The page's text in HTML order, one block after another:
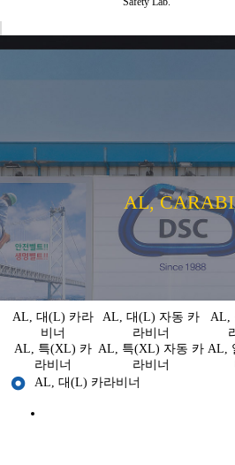
AL,
AL, 대(L) 카라
비너
AL, 대(L) 자동 카
라비너
AL,
AL, 특(XL) 카
라비너
AL, 특(XL) 자동 카
라비너
AL,
AL, 대(L) 카라비너